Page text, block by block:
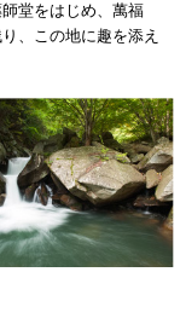
堂をはじめ、萬福
、この地に趣を添え